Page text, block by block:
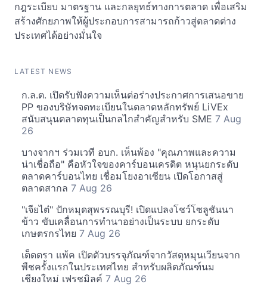
กฎระเบียบ มาตรฐาน และกลยุทธ์ทางการตลาด เพื่อเสริม
สร้างศักยภาพให้ผู้ประกอบการสามารถก้าวสู่ตลาดต่าง
ประเทศได้อย่างมั่นใจ
LATEST NEWS
ก.ล.ต. เปิดรับฟังความเห็นต่อร่างประกาศการเสนอขาย
PP ของบริษัทจดทะเบียนในตลาดหลักทรัพย์ LiVEx
สนับสนุนตลาดทุนเป็นกลไกสำคัญสำหรับ SME 7 Aug
26
บางจากฯ ร่วมเวที อบก. เห็นพ้อง "คุณภาพและความ
น่าเชื่อถือ" คือหัวใจของคาร์บอนเครดิต หนุนยกระดับ
ตลาดคาร์บอนไทย เชื่อมโยงอาเซียน เปิดโอกาสสู่
ตลาดสากล 7 Aug 26
"เจียไต๋" ปักหมุดสุพรรณบุรี! เปิดแปลงโชว์โซลูชันนา
ข้าว ขับเคลื่อนการทำนาอย่างเป็นระบบ ยกระดับ
เกษตรกรไทย 7 Aug 26
เต็ดตรา แพ้ค เปิดตัวบรรจุภัณฑ์จากวัสดุหมุนเวียนจาก
พืชครั้งแรกในประเทศไทย สำหรับผลิตภัณฑ์นม
เชียงใหม่ เฟรชมิลค์ 7 Aug 26